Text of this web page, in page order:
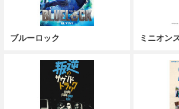
ブルーロック ミニオン